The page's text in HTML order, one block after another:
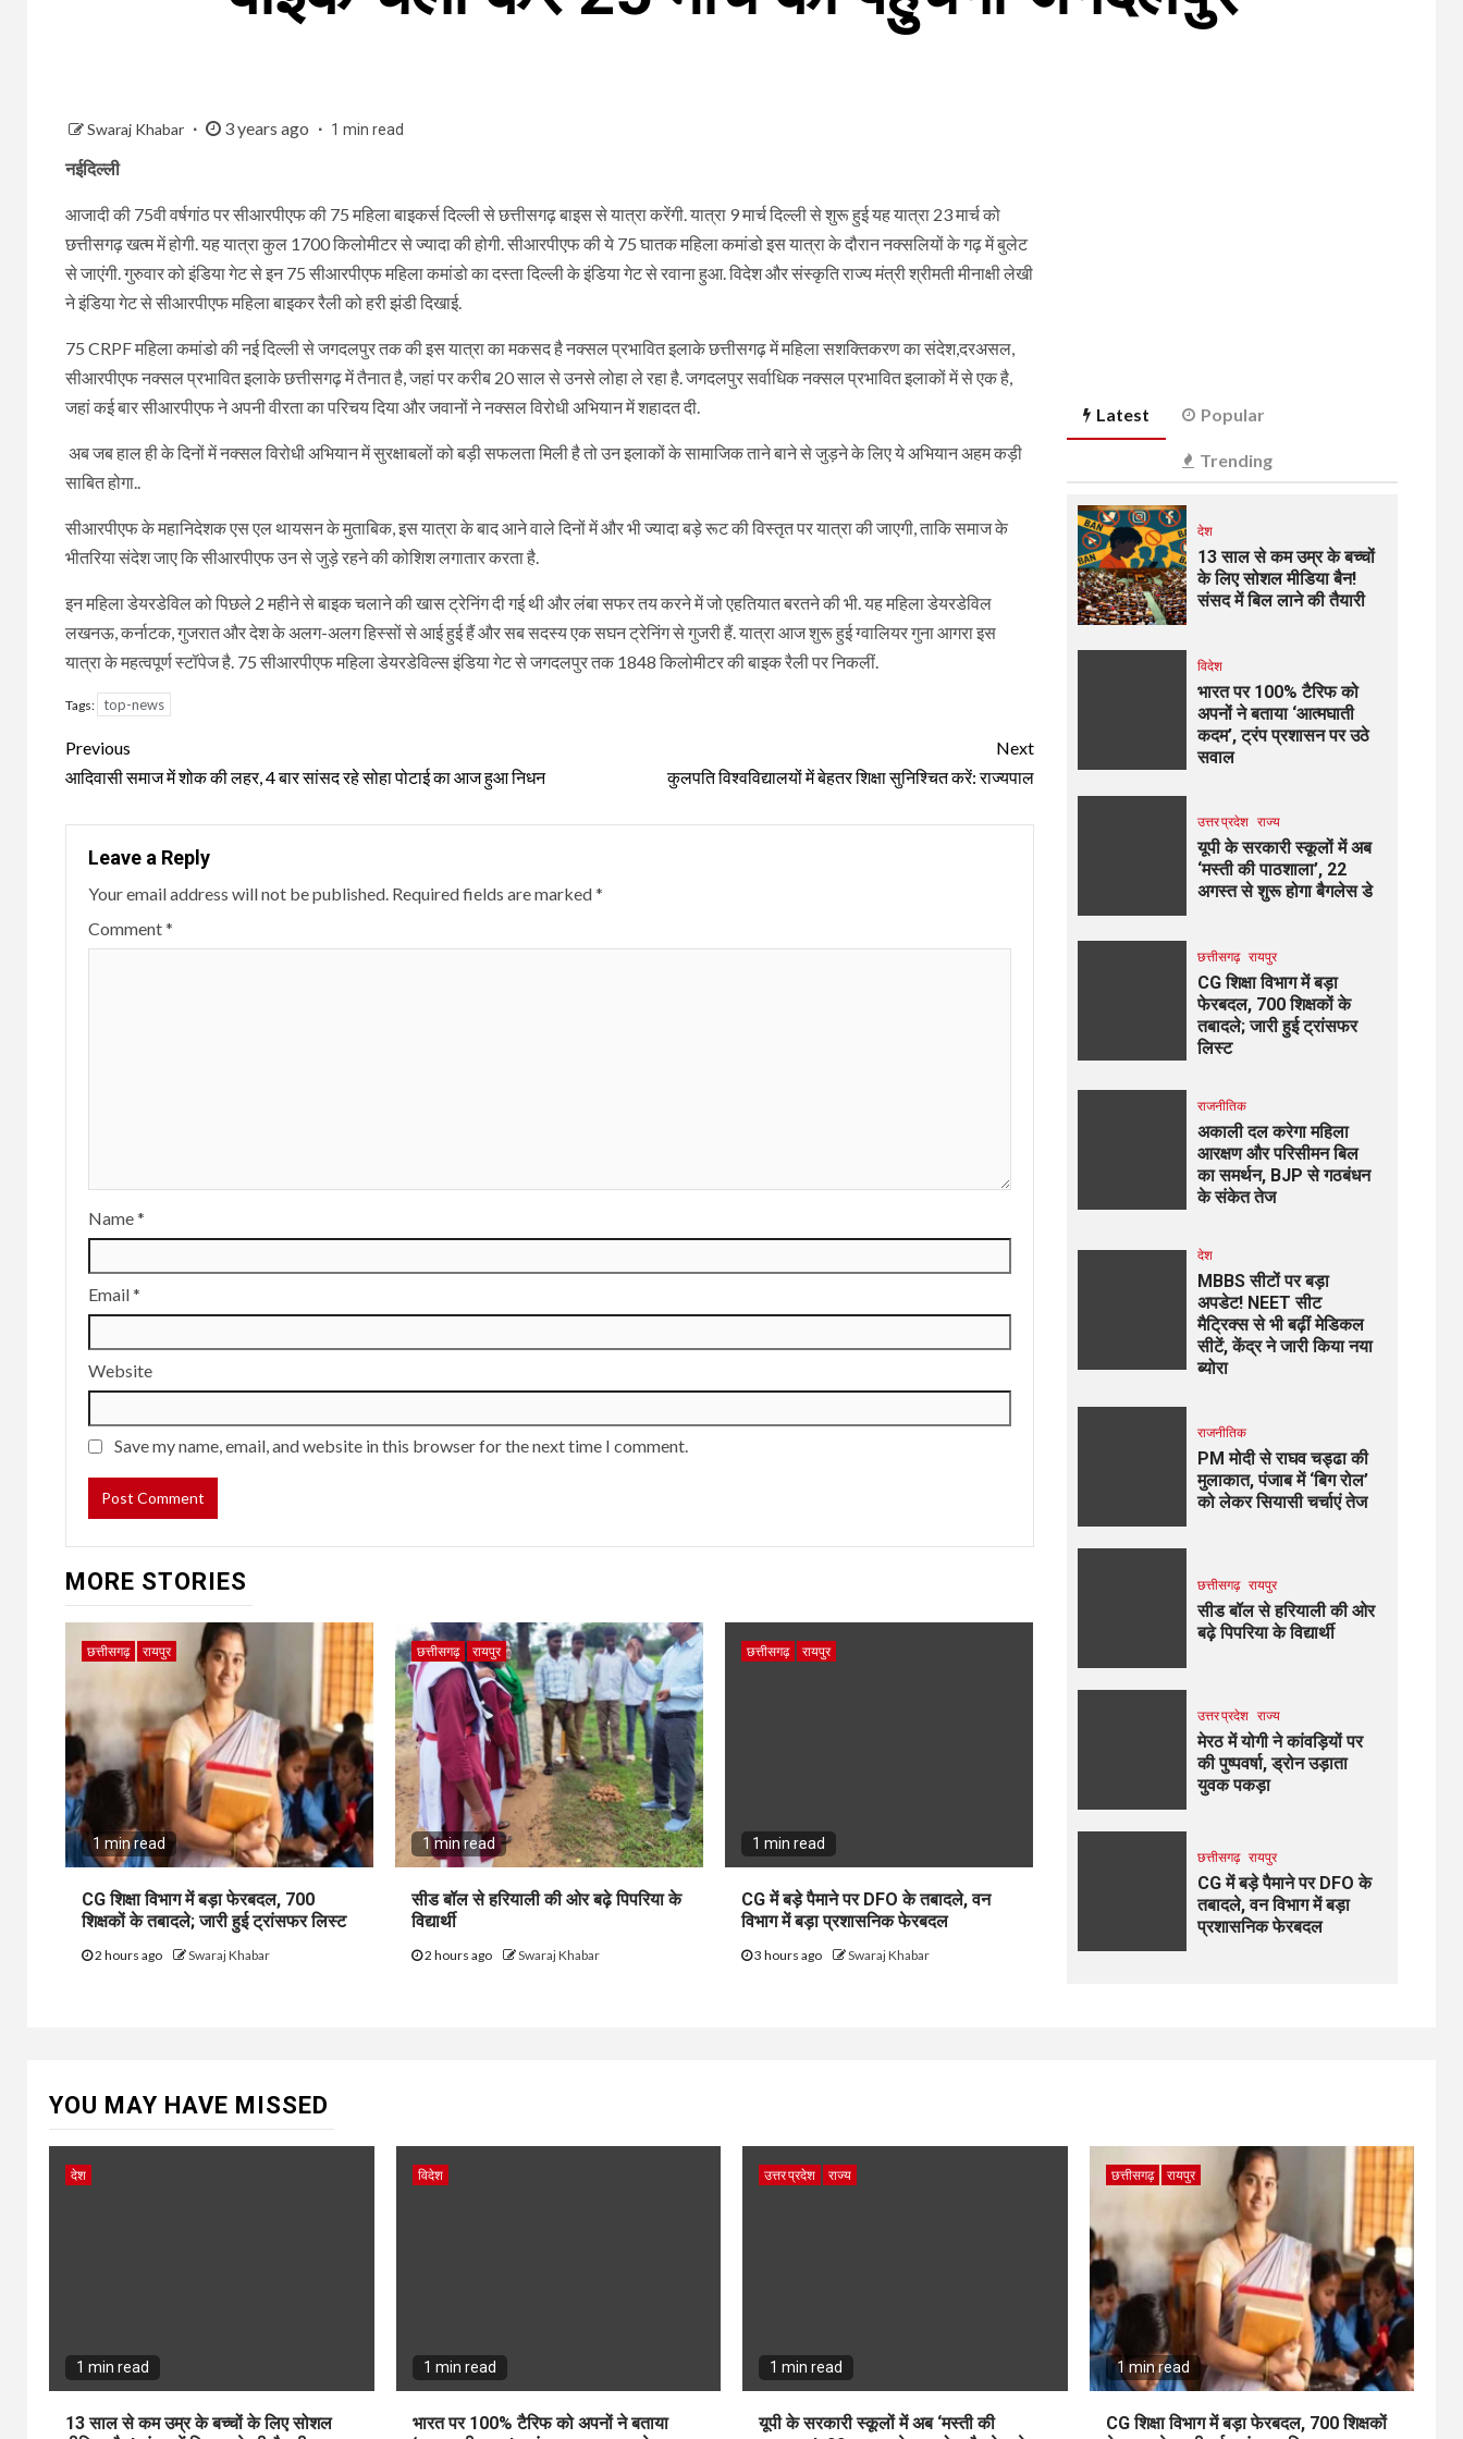
Swaraj Khabar 3 years ago 1 min read
नईदिल्ली
आजादी की 75वी वर्षगांठ पर सीआरपीएफ की 75 महिला बाइकर्स दिल्ली से छत्तीसगढ़ बाइस से यात्रा करेंगी. यात्रा 9 मार्च दिल्ली से शुरू हुई यह यात्रा 23 मार्च को
छत्तीसगढ़ खत्म में होगी. यह यात्रा कुल 1700 किलोमीटर से ज्यादा की होगी. सीआरपीएफ की ये 75 घातक महिला कमांडो इस यात्रा के दौरान नक्‍सलियों के गढ़ में बुलेट
से जाएंगी. गुरुवार को इंडिया गेट से इन 75 सीआरपीएफ महिला कमांडो का दस्‍ता दिल्‍ली के इंडिया गेट से रवाना हुआ. विदेश और संस्कृति राज्य मंत्री श्रीमती मीनाक्षी लेखी
ने इंडिया गेट से सीआरपीएफ महिला बाइकर रैली को हरी झंडी दिखाई.
75 CRPF महिला कमांडो की नई दिल्ली से जगदलपुर तक की इस यात्रा का मकसद है नक्सल प्रभावित इलाके छत्तीसगढ़ में महिला सशक्तिकरण का संदेश,दरअसल,
सीआरपीएफ नक्सल प्रभावित इलाके छत्तीसगढ़ में तैनात है, जहां पर करीब 20 साल से उनसे लोहा ले रहा है. जगदलपुर सर्वाधिक नक्सल प्रभावित इलाकों में से एक है,
जहां कई बार सीआरपीएफ ने अपनी वीरता का परिचय दिया और जवानों ने नक्सल विरोधी अभियान में शहादत दी.
अब जब हाल ही के दिनों में नक्सल विरोधी अभियान में सुरक्षाबलों को बड़ी सफलता मिली है तो उन इलाकों के सामाजिक ताने बाने से जुड़ने के लिए ये अभियान अहम कड़ी
साबित होगा..
सीआरपीएफ के महानिदेशक एस एल थायसन के मुताबिक, इस यात्रा के बाद आने वाले दिनों में और भी ज्यादा बड़े रूट की विस्तृत पर यात्रा की जाएगी, ताकि समाज के
भीतरिया संदेश जाए कि सीआरपीएफ उन से जुड़े रहने की कोशिश लगातार करता है.
इन महिला डेयरडेविल को पिछले 2 महीने से बाइक चलाने की खास ट्रेनिंग दी गई थी और लंबा सफर तय करने में जो एहतियात बरतने की भी. यह महिला डेयरडेविल
लखनऊ, कर्नाटक, गुजरात और देश के अलग-अलग हिस्सों से आई हुई हैं और सब सदस्य एक सघन ट्रेनिंग से गुजरी हैं. यात्रा आज शुरू हुई ग्वालियर गुना आगरा इस
यात्रा के महत्वपूर्ण स्टॉपेज है. 75 सीआरपीएफ महिला डेयरडेविल्स इंडिया गेट से जगदलपुर तक 1848 किलोमीटर की बाइक रैली पर निकलीं.
Tags: top-news
Continue
Reading
Previous
आदिवासी समाज में शोक की लहर, 4 बार सांसद रहे सोहा पोटाई का आज हुआ निधन
Next
कुलपति विश्वविद्यालयों में बेहतर शिक्षा सुनिश्चित करें: राज्यपाल
Leave a Reply
Your email address will not be published. Required fields are marked*
Comment*
Name*
Email*
Website
Save my name, email, and website in this browser for the next time I comment.
MORE STORIES
छत्तीसगढ़ रायपुर
1 min read
CG शिक्षा विभाग में बड़ा फेरबदल, 700
शिक्षकों के तबादले; जारी हुई ट्रांसफर लिस्ट
2 hours ago Swaraj Khabar
छत्तीसगढ़ रायपुर
1 min read
सीड बॉल से हरियाली की ओर बढ़े पिपरिया के
विद्यार्थी
2 hours ago Swaraj Khabar
छत्तीसगढ़ रायपुर
1 min read
CG में बड़े पैमाने पर DFO के तबादले, वन
विभाग में बड़ा प्रशासनिक फेरबदल
3 hours ago Swaraj Khabar
Latest Popular
Trending
देश
13 साल से कम उम्र के बच्चों
के लिए सोशल मीडिया बैन!
संसद में बिल लाने की तैयारी
विदेश
भारत पर 100% टैरिफ को
अपनों ने बताया ‘आत्मघाती
कदम’, ट्रंप प्रशासन पर उठे
सवाल
उत्तर प्रदेश राज्य
यूपी के सरकारी स्कूलों में अब
‘मस्ती की पाठशाला’, 22
अगस्त से शुरू होगा बैगलेस डे
छत्तीसगढ़ रायपुर
CG शिक्षा विभाग में बड़ा
फेरबदल, 700 शिक्षकों के
तबादले; जारी हुई ट्रांसफर
लिस्ट
राजनीतिक
अकाली दल करेगा महिला
आरक्षण और परिसीमन बिल
का समर्थन, BJP से गठबंधन
के संकेत तेज
देश
MBBS सीटों पर बड़ा
अपडेट! NEET सीट
मैट्रिक्स से भी बढ़ीं मेडिकल
सीटें, केंद्र ने जारी किया नया
ब्योरा
राजनीतिक
PM मोदी से राघव चड्ढा की
मुलाकात, पंजाब में ‘बिग रोल’
को लेकर सियासी चर्चाएं तेज
छत्तीसगढ़ रायपुर
सीड बॉल से हरियाली की ओर
बढ़े पिपरिया के विद्यार्थी
उत्तर प्रदेश राज्य
मेरठ में योगी ने कांवड़ियों पर
की पुष्पवर्षा, ड्रोन उड़ाता
युवक पकड़ा
छत्तीसगढ़ रायपुर
CG में बड़े पैमाने पर DFO के
तबादले, वन विभाग में बड़ा
प्रशासनिक फेरबदल
YOU MAY HAVE MISSED
देश
1 min read
13 साल से कम उम्र के बच्चों के लिए सोशल
विदेश
1 min read
भारत पर 100% टैरिफ को अपनों ने बताया
उत्तर प्रदेश राज्य
1 min read
यूपी के सरकारी स्कूलों में अब ‘मस्ती की
छत्तीसगढ़ रायपुर
1 min read
CG शिक्षा विभाग में बड़ा फेरबदल, 700 शिक्षकों